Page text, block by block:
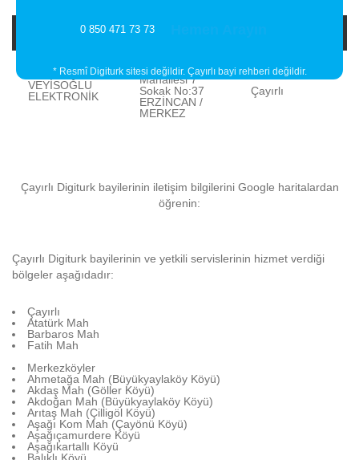
0 850 471 73 73
* Resmî Digiturk sitesi değildir. Çayırlı bayi rehberi değildir.
Bayi Adresi
VEYİSOĞLU
ELEKTRONİK
İNÖNÜ
Mahallesi 7
Sokak No:37
ERZİNCAN /
MERKEZ
Çayırlı
Çayırlı Digiturk bayilerinin iletişim bilgilerini Google haritalardan
öğrenin:
Çayırlı Digiturk bayilerinin ve yetkili servislerinin hizmet verdiği
bölgeler aşağıdadır:
Çayırlı
Atatürk Mah
Barbaros Mah
Fatih Mah
Merkezköyler
Ahmetağa Mah (Büyükyaylaköy Köyü)
Akdaş Mah (Göller Köyü)
Akdoğan Mah (Büyükyaylaköy Köyü)
Arıtaş Mah (Çilligöl Köyü)
Aşağı Kom Mah (Çayönü Köyü)
Aşağıçamurdere Köyü
Aşağıkartallı Köyü